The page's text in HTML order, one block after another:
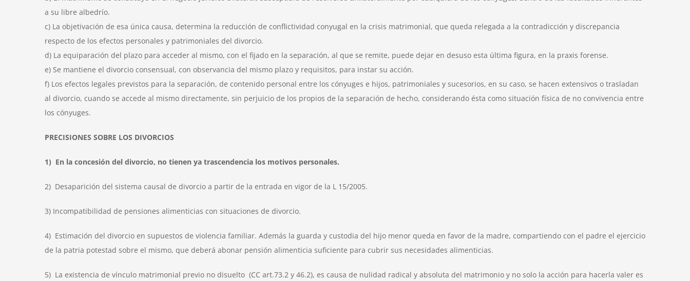
a su libre albedrío.
c) La objetivación de esa única causa, determina la reducción de conflictividad conyugal en la crisis matrimonial, que queda relegada a la contradicción y discrepancia
respecto de los efectos personales y patrimoniales del divorcio.
d) La equiparación del plazo para acceder al mismo, con el fijado en la separación, al que se remite, puede dejar en desuso esta última figura, en la praxis forense.
e) Se mantiene el divorcio consensual, con observancia del mismo plazo y requisitos, para instar su acción.
f) Los efectos legales previstos para la separación, de contenido personal entre los cónyuges e hijos, patrimoniales y sucesorios, en su caso, se hacen extensivos o trasladan
al divorcio, cuando se accede al mismo directamente, sin perjuicio de los propios de la separación de hecho, considerando ésta como situación física de no convivencia entre
los cónyuges.
PRECISIONES SOBRE LOS DIVORCIOS
1) En la concesión del divorcio, no tienen ya trascendencia los motivos personales.
2) Desaparición del sistema causal de divorcio a partir de la entrada en vigor de la L 15/2005.
3) Incompatibilidad de pensiones alimenticias con situaciones de divorcio.
4) Estimación del divorcio en supuestos de violencia familiar. Además la guarda y custodia del hijo menor queda en favor de la madre, compartiendo con el padre el ejercicio
de la patria potestad sobre el mismo, que deberá abonar pensión alimenticia suficiente para cubrir sus necesidades alimenticias.
5) La existencia de vínculo matrimonial previo no disuelto (CC art.73.2 y 46.2), es causa de nulidad radical y absoluta del matrimonio y no solo la acción para hacerla valer es